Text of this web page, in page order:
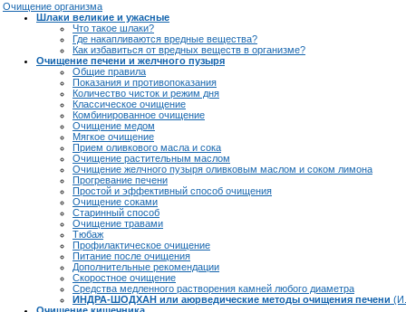
Очищение организма
Шлаки великие и ужасные
Что такое шлаки?
Где накапливаются вредные вещества?
Как избавиться от вредных веществ в организме?
Очищение печени и желчного пузыря
Общие правила
Показания и противопоказания
Количество чисток и режим дня
Классическое очищение
Комбинированное очищение
Очищение медом
Мягкое очищение
Прием оливкового масла и сока
Очищение растительным маслом
Очищение желчного пузыря оливковым маслом и соком лимона
Прогревание печени
Простой и эффективный способ очищения
Очищение соками
Старинный способ
Очищение травами
Тюбаж
Профилактическое очищение
Питание после очищения
Дополнительные рекомендации
Скоростное очищение
Средства медленного растворения камней любого диаметра
ИНДРА-ШОДХАН или аюрведические методы очищения печени